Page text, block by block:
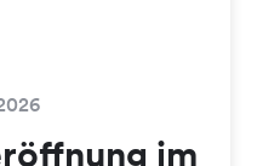
im